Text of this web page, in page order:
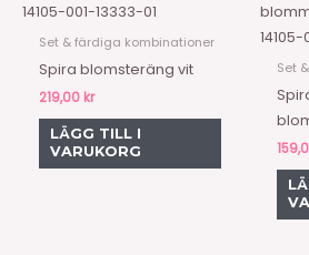
14105-001-13333-01
Set & färdiga kombinationer
Spira blomsteräng vit
219,00 kr
LÄGG TILL I
VARUKORG
Set